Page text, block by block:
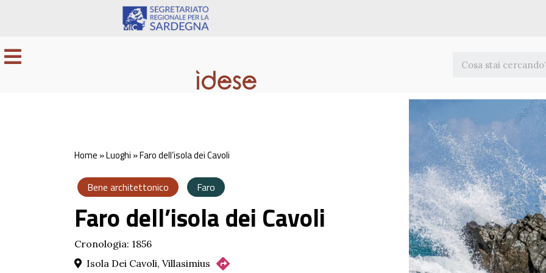
Home »Luoghi »Faro dell’isola dei Cavoli
Bene architettonico Faro
Faro dell’isola dei Cavoli
Cronologia: 1856
Isola Dei Cavoli, Villasimius